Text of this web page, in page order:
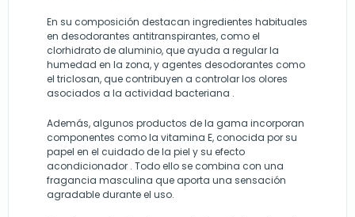
En su composición destacan ingredientes habituales
en desodorantes antitranspirantes, como el
clorhidrato de aluminio, que ayuda a regular la
humedad en la zona, y agentes desodorantes como
el triclosan, que contribuyen a controlar los olores
asociados a la actividad bacteriana .
Además, algunos productos de la gama incorporan
componentes como la vitamina E, conocida por su
papel en el cuidado de la piel y su efecto
acondicionador . Todo ello se combina con una
fragancia masculina que aporta una sensación
agradable durante el uso.